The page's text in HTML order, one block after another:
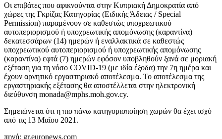
Οι επιβάτες που αφικνούνται στην Κυπριακή Δημοκρατία από
χώρες της Γκρίζας Κατηγορίας (Ειδικής Άδειας / Special
Permission) παραμένουν σε καθεστώς υποχρεωτικού
αυτοπεριορισμού ή υποχρεωτικής απομόνωσης (καραντίνα)
δεκατεσσάρων (14) ημερών ή εναλλακτικά σε καθεστώς
υποχρεωτικού αυτοπεριορισμού ή υποχρεωτικής απομόνωσης
(καραντίνα) εφτά (7) ημερών εφόσον υποβληθούν ξανά σε μοριακή
εξέταση για τη νόσο COVID-19 (με ιδία έξοδα) την 7η ημέρα και
έχουν αρνητικό εργαστηριακό αποτέλεσμα. Το αποτέλεσμα της
εργαστηριακής εξέτασης θα αποστέλλεται στην ηλεκτρονική
διεύθυνση monada@mphs.moh.gov.cy.
Σημειώνεται ότι η πιο πάνω κατηγοριοποίηση χωρών θα έχει ισχύ
από τις 13 Μαΐου 2021.
πηγή: gr.euronews.com